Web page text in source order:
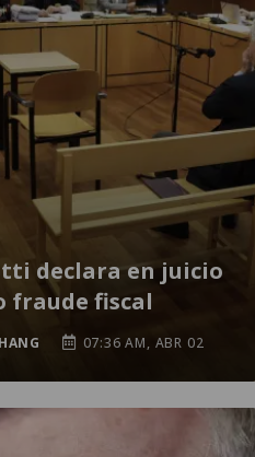
declara en juicio
fraude fiscal
07:36 AM, ABR 02